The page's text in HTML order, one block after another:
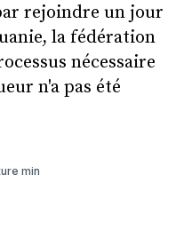
rejoindre un jour
la fédération
nécessaire
n'a pas été
min